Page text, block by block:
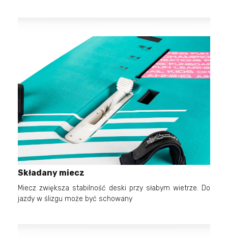
Składany miecz
Miecz zwiększa stabilność deski przy słabym wietrze. Do
jazdy w ślizgu może być schowany